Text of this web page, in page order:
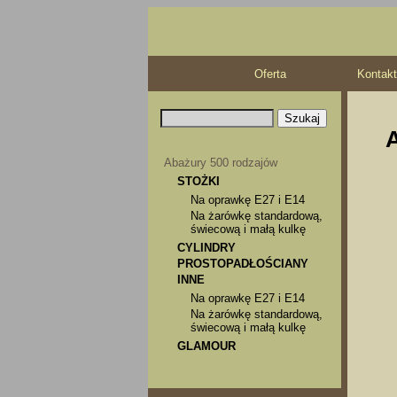
Oferta Kontakt
Abażury 500 rodzajów
STOŻKI
Na oprawkę E27 i E14
Na żarówkę standardową,
świecową i małą kulkę
CYLINDRY
PROSTOPADŁOŚCIANY
INNE
Na oprawkę E27 i E14
Na żarówkę standardową,
świecową i małą kulkę
GLAMOUR